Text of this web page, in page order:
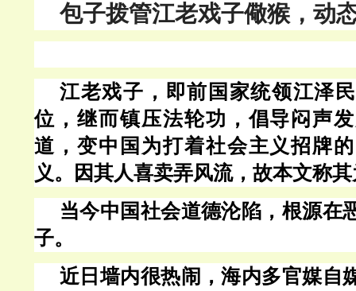
包子拨管江老戏子儆猴， 动
江老戏子，即前国家统领江泽
位，继而镇压法轮功，倡导闷声
道，变中国为打着社会主义招牌
义。因其人喜卖弄风流，故本文称
当今中国社会道德沦陷，根源在
子。
近日墙内很热闹，海内多官媒自